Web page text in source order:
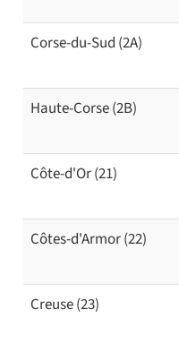
Corse-du-Sud (2A)
Haute-Corse (2B)
Côte-d'Or (21)
Côtes-d'Armor (22)
Creuse (23)